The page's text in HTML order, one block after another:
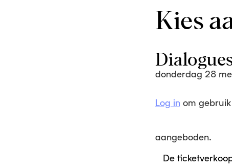
Kies
donderdag 28
Log in om
aangeboden.
De